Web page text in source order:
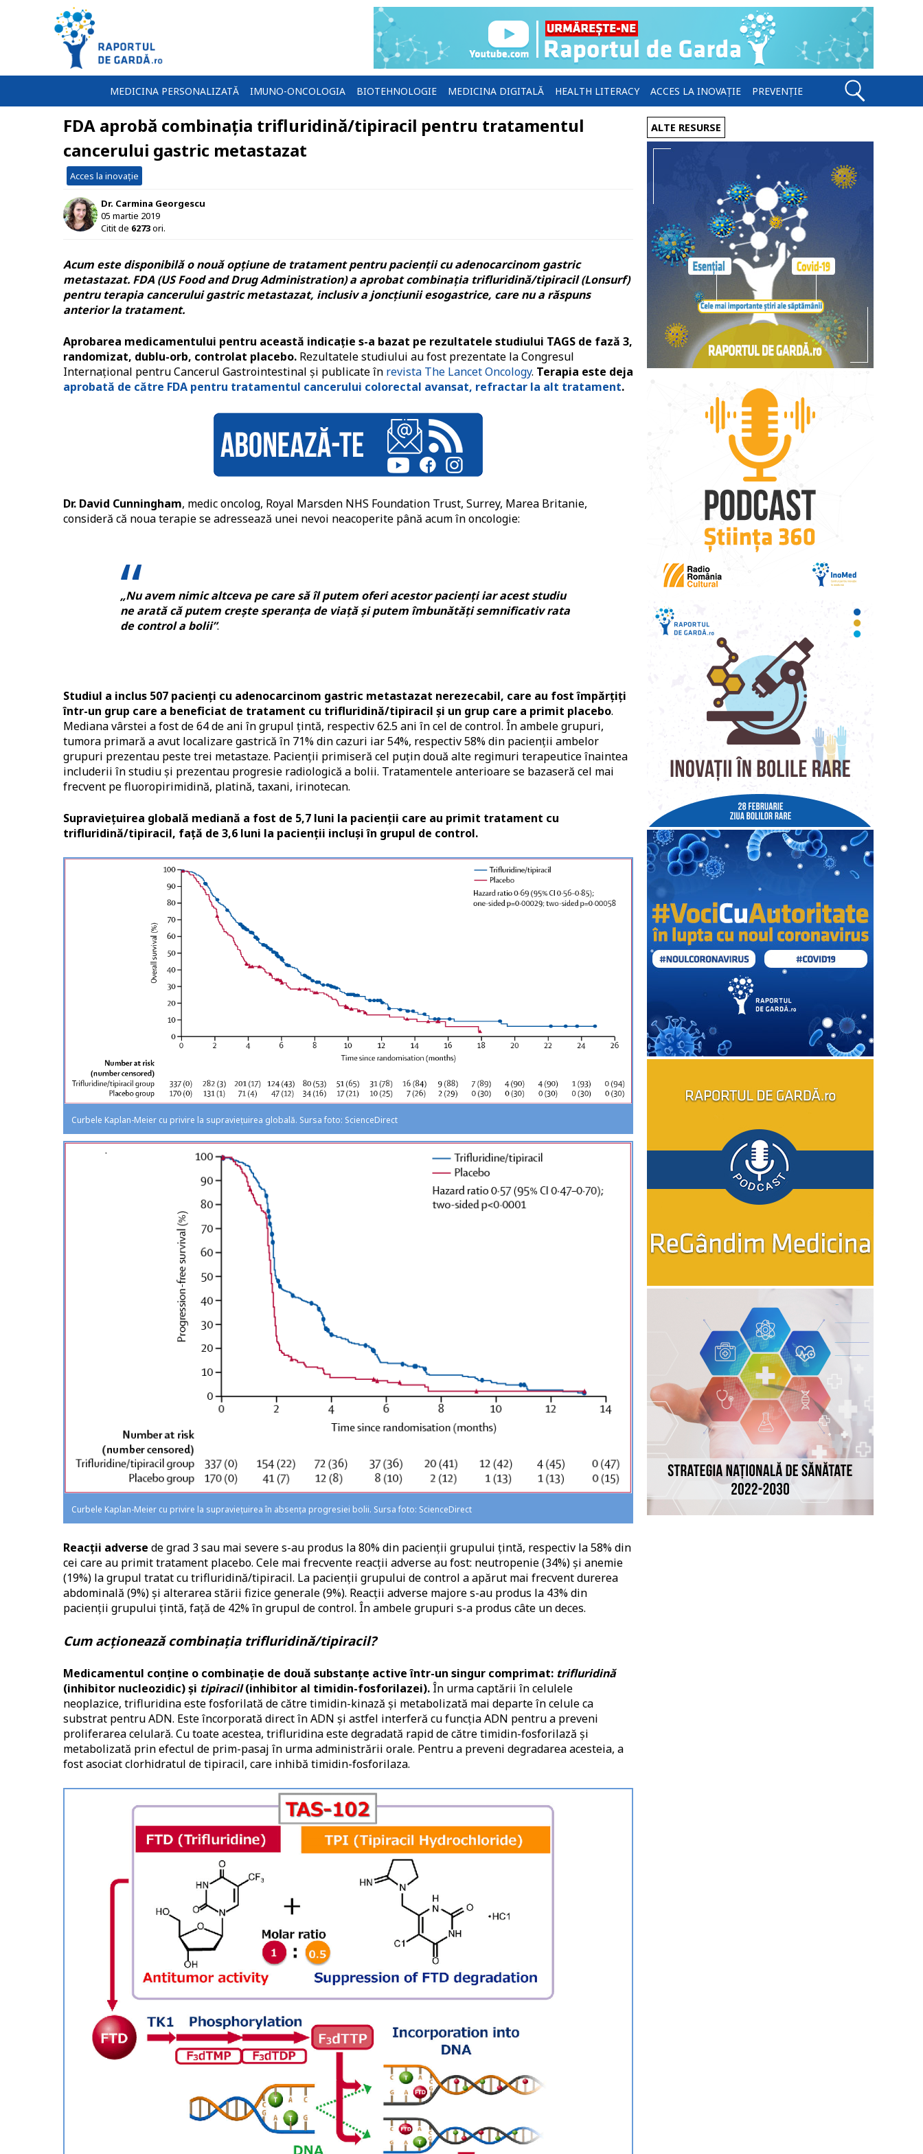
MEDICINA PERSONALIZATĂ IMUNO-ONCOLOGIA BIOTEHNOLOGIE MEDICINA DIGITALĂ HEALTH LITERACY ACCES LA INOVAȚIE PREVENȚIE
FDA aprobă combinația trifluridină/tipiracil pentru tratamentul
cancerului gastric metastazat
Acces la inovație
Dr. Carmina Georgescu
05 martie 2019
Citit de 6273ori.
Acum este disponibilă o nouă opțiune de tratament pentru pacienții cu adenocarcinom gastric
metastazat. FDA (US Food and Drug Administration) a aprobat combinația trifluridină/tipiracil (Lonsurf)
pentru terapia cancerului gastric metastazat, inclusiv a joncțiunii esogastrice, care nu a răspuns
anterior la tratament.
Aprobarea medicamentului pentru această indicație s-a bazat pe rezultatele studiului TAGS de fază 3,
randomizat, dublu-orb, controlat placebo. Rezultatele studiului au fost prezentate la Congresul
Internațional pentru Cancerul Gastrointestinal și publicate în revista The Lancet Oncology. Terapia este deja
aprobată de către FDA pentru tratamentul cancerului colorectal avansat, refractar la alt tratament.
Dr. David Cunningham, medic oncolog, Royal Marsden NHS Foundation Trust, Surrey, Marea Britanie,
consideră că noua terapie se adressează unei nevoi neacoperite până acum în oncologie:
„Nu avem nimic altceva pe care să îl putem oferi acestor pacienți iar acest studiu
ne arată că putem crește speranța de viață și putem îmbunătăți semnificativ rata
de control a bolii”.
Studiul a inclus 507 pacienți cu adenocarcinom gastric metastazat nerezecabil, care au fost împărțiți
într-un grup care a beneficiat de tratament cu trifluridină/tipiracil și un grup care a primit placebo.
Mediana vârstei a fost de 64 de ani în grupul țintă, respectiv 62.5 ani în cel de control. În ambele grupuri,
tumora primară a avut localizare gastrică în 71% din cazuri iar 54%, respectiv 58% din pacienții ambelor
grupuri prezentau peste trei metastaze. Pacienții primiseră cel puțin două alte regimuri terapeutice înaintea
includerii în studiu și prezentau progresie radiologică a bolii. Tratamentele anterioare se bazaseră cel mai
frecvent pe fluoropirimidină, platină, taxani, irinotecan.
Supraviețuirea globală mediană a fost de 5,7 luni la pacienții care au primit tratament cu
trifluridină/tipiracil, față de 3,6 luni la pacienții incluși în grupul de control.
Curbele Kaplan-Meier cu privire la supraviețuirea globală. Sursa foto: ScienceDirect
Curbele Kaplan-Meier cu privire la supraviețuirea în absența progresiei bolii. Sursa foto: ScienceDirect
Reacții adverse de grad 3 sau mai severe s-au produs la 80% din pacienții grupului țintă, respectiv la 58% din
cei care au primit tratament placebo. Cele mai frecvente reacții adverse au fost: neutropenie (34%) și anemie
(19%) la grupul tratat cu trifluridină/tipiracil. La pacienții grupului de control a apărut mai frecvent durerea
abdominală (9%) și alterarea stării fizice generale (9%). Reacții adverse majore s-au produs la 43% din
pacienții grupului țintă, față de 42% în grupul de control. În ambele grupuri s-a produs câte un deces.
Cum acționează combinația trifluridină/tipiracil?
Medicamentul conține o combinație de două substanțe active într-un singur comprimat: trifluridină
(inhibitor nucleozidic) și tipiracil(inhibitor al timidin-fosforilazei).În urma captării în celulele
neoplazice, trifluridina este fosforilată de către timidin-kinază și metabolizată mai departe în celule ca
substrat pentru ADN. Este încorporată direct în ADN și astfel interferă cu funcția ADN pentru a preveni
proliferarea celulară. Cu toate acestea, trifluridina este degradată rapid de către timidin-fosforilază și
metabolizată prin efectul de prim-pasaj în urma administrării orale. Pentru a preveni degradarea acesteia, a
fost asociat clorhidratul de tipiracil, care inhibă timidin-fosforilaza.
ALTE RESURSE